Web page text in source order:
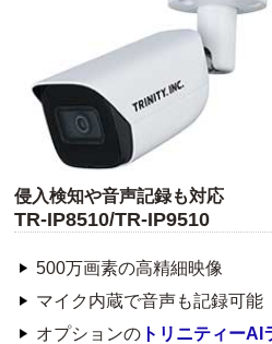
侵入検知や音声記録も対応
TR-IP8510/TR-IP9510
500万画素の高精細映像
マイク内蔵で音声も記録可能
オプションの トリニティーAI